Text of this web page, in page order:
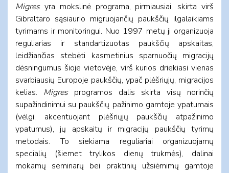
Migresyra mokslinė programa, pirmiausiai, skirta virš
Gibraltaro sąsiaurio migruojančių paukščių ilgalaikiams
tyrimams ir monitoringui. Nuo 1997 metų ji organizuoja
reguliarias ir standartizuotas paukščių apskaitas,
leidžiančias stebėti kasmetinius sparnuočių migracijų
dėsningumus šioje vietovėje, virš kurios driekiasi vienas
svarbiausių Europoje paukščių, ypač plėšriųjų, migracijos
kelias. Migresprogramos dalis skirta visų norinčių
supažindinimui su paukščių pažinimo gamtoje ypatumais
(vėlgi, akcentuojant plėšriųjų paukščių atpažinimo
ypatumus), jų apskaitų ir migracijų paukščių tyrimų
metodais. To siekiama reguliariai organizuojamų
specialių (šiemet trylikos dienų trukmės), dalinai
mokamų seminarų bei praktinių užsiėmimų gamtoje